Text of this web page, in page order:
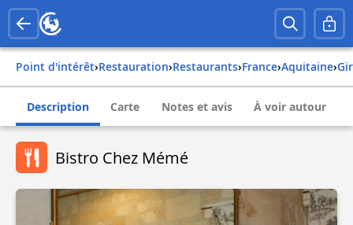
Point d'intérêt› Restauration› Restaurants› france› aquitaine›
Description Carte Notes et avis À voir autour
Bistro Chez Mémé